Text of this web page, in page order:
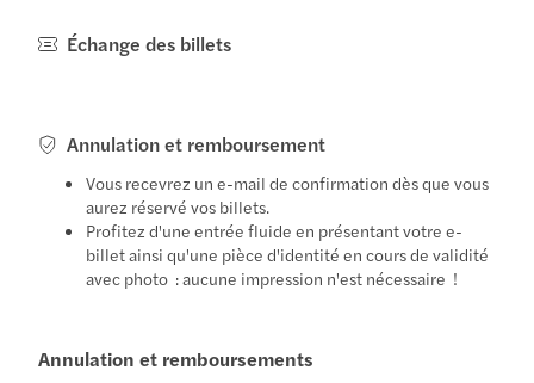
Échange des billets
Annulation et remboursement
Vous recevrez un e-mail de confirmation dès que vous
aurez réservé vos billets.
Profitez d'une entrée fluide en présentant votre e-
billet ainsi qu'une pièce d'identité en cours de validité
avec photo : aucune impression n'est nécessaire !
Annulation et remboursements